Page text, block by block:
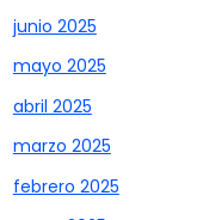
junio 2025
mayo 2025
abril 2025
marzo 2025
febrero 2025